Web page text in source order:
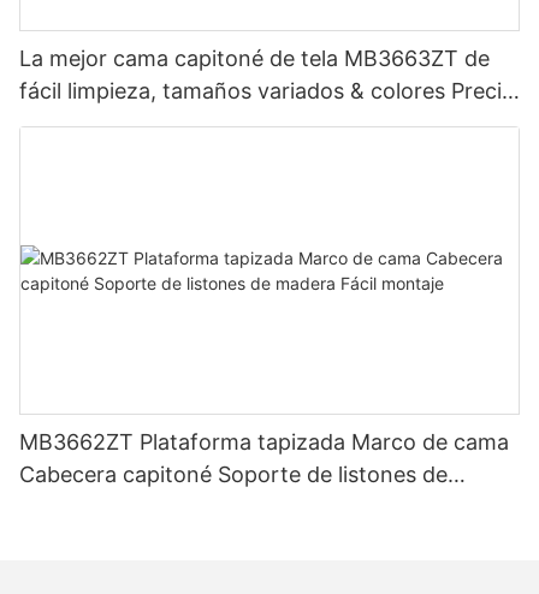
La mejor cama capitoné de tela MB3663ZT de
fácil limpieza, tamaños variados & colores Precio
de fábrica - Muebles JLH
MB3662ZT Plataforma tapizada Marco de cama
Cabecera capitoné Soporte de listones de